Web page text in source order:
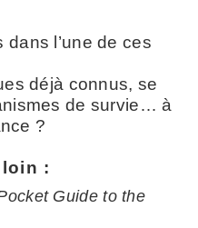
l’une de ces
déjà connus, se
de survie… à
?
:
Guide to the